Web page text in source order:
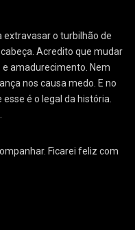
extravasar o turbilhão de
Acredito que mudar
amadurecimento. Nem
nos causa medo. E no
é o legal da história.
Ficarei feliz com